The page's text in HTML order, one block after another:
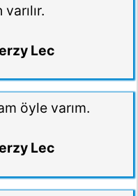
Lec
öyle varım.
Lec